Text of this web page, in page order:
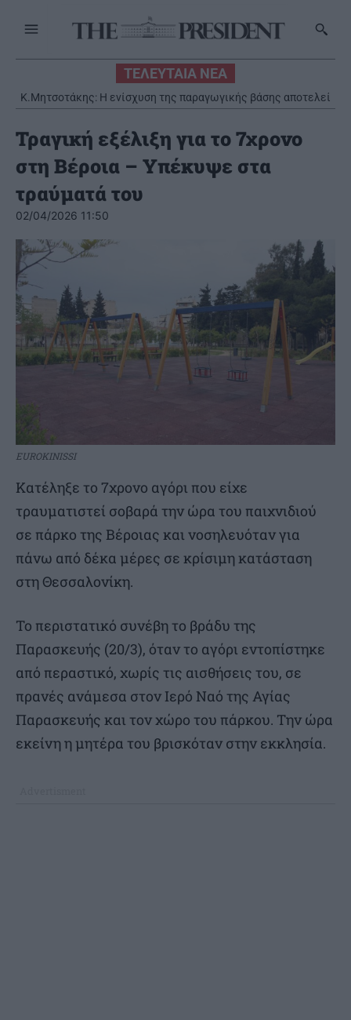
ΤΕΛΕΥΤΑΙΑ ΝΕΑ
Κ.Μητσοτάκης: Η ενίσχυση της παραγωγικής βάσης αποτελεί
στρατηγική προτεραιότητα
Τραγική εξέλιξη για το 7χρονο
στη Βέροια – Υπέκυψε στα
τραύματά του
02/04/2026 11:50
EUROKINISSI
Κατέληξε το 7χρονο αγόρι που είχε
τραυματιστεί σοβαρά την ώρα του παιχνιδιού
σε πάρκο της Βέροιας και νοσηλευόταν για
πάνω από δέκα μέρες σε κρίσιμη κατάσταση
στη Θεσσαλονίκη.
Το περιστατικό συνέβη το βράδυ της
Παρασκευής (20/3), όταν το αγόρι εντοπίστηκε
από περαστικό, χωρίς τις αισθήσεις του, σε
πρανές ανάμεσα στον Ιερό Ναό της Αγίας
Παρασκευής και τον χώρο του πάρκου. Την ώρα
εκείνη η μητέρα του βρισκόταν στην εκκλησία.